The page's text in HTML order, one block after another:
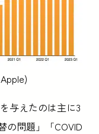
与えたのは主に3
の問題」「COVID